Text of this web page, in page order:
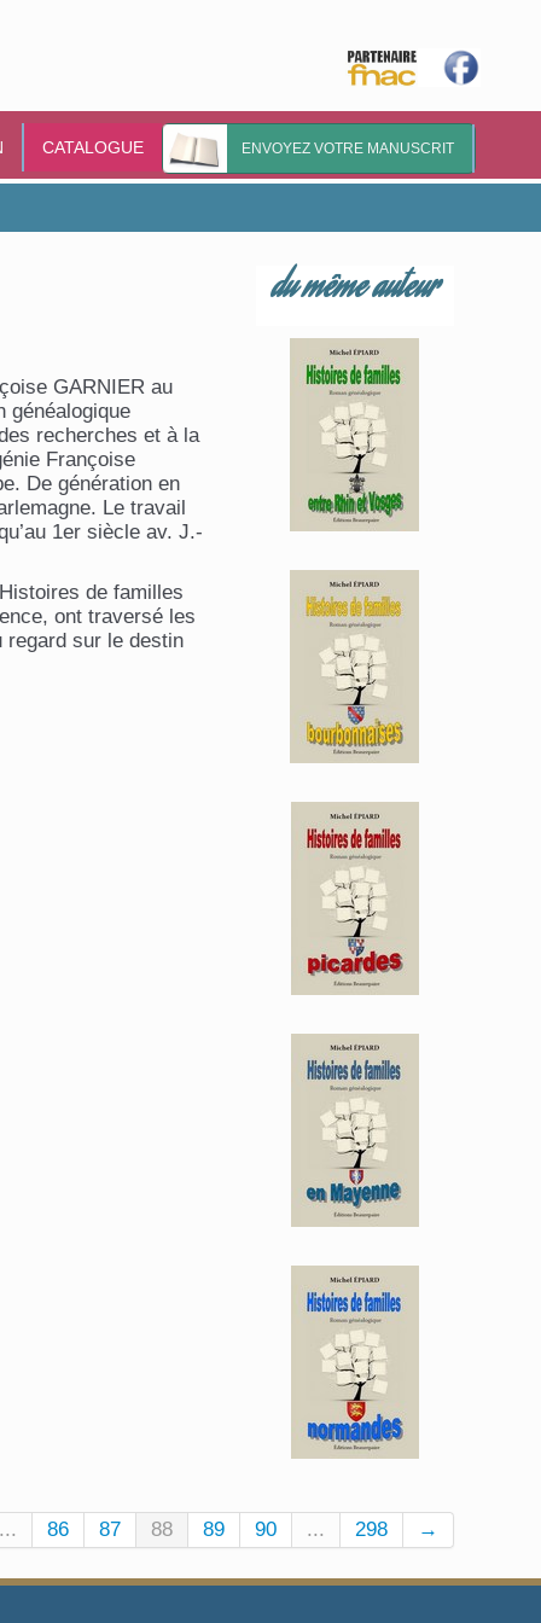
CATALOGUE ENVOYEZ VOTRE MANUSCRIT
GARNIER au
généalogique
recherches et à la
Françoise
De génération en
Le travail
1er siècle av. J.-
de familles
ont traversé les
regard sur le destin
du même auteur
86 87 88 89 90 ... 298 →